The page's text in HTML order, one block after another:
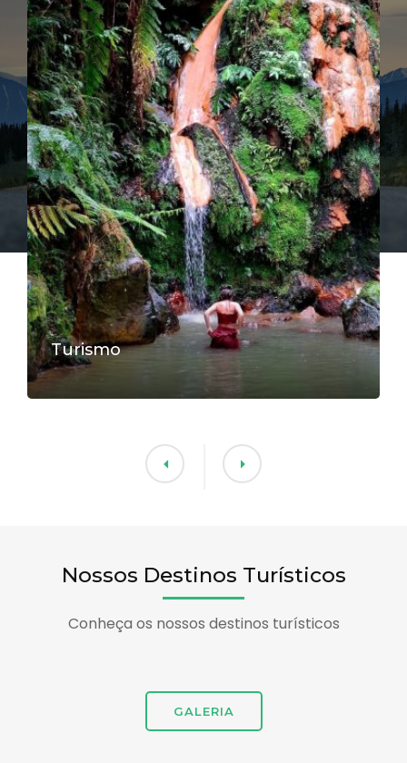
Turismo
Nossos Destinos Turísticos
Conheça os nossos destinos turísticos
GALERIA